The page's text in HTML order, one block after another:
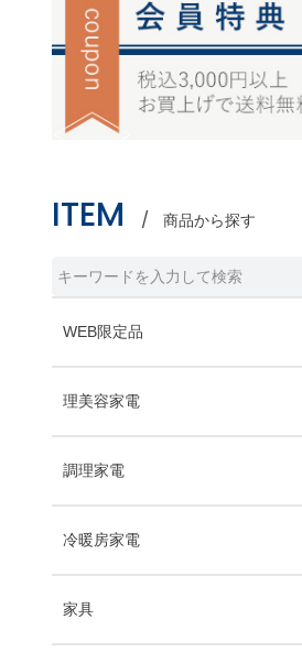
ITEM 商品から探す
WEB限定品
理美容家電
調理家電
冷暖房家電
家具